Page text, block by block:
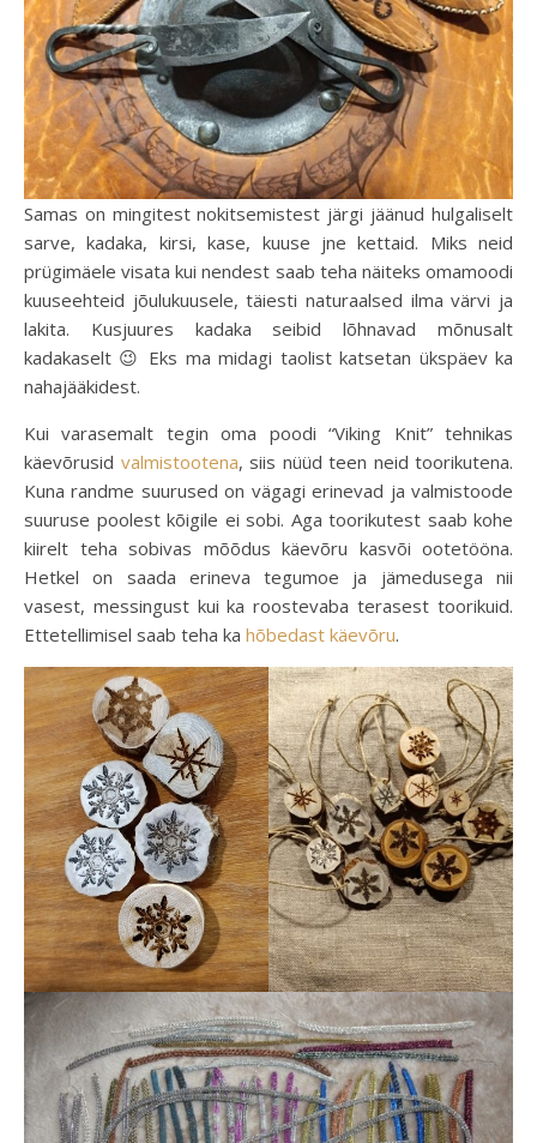
Samas on mingitest nokitsemistest järgi jäänud hulgaliselt
sarve, kadaka, kirsi, kase, kuuse jne kettaid. Miks neid
prügimäele visata kui nendest saab teha näiteks omamoodi
kuuseehteid jõulukuusele, täiesti naturaalsed ilma värvi ja
lakita. Kusjuures kadaka seibid lõhnavad mõnusalt
kadakaselt 😉 Eks ma midagi taolist katsetan ükspäev ka
nahajääkidest.
Kui varasemalt tegin oma poodi “Viking Knit” tehnikas
käevõrusid valmistootena, siis nüüd teen neid toorikutena.
Kuna randme suurused on vägagi erinevad ja valmistoode
suuruse poolest kõigile ei sobi. Aga toorikutest saab kohe
kiirelt teha sobivas mõõdus käevõru kasvõi ootetööna.
Hetkel on saada erineva tegumoe ja jämedusega nii
vasest, messingust kui ka roostevaba terasest toorikuid.
Ettetellimisel saab teha ka hõbedast käevõru.